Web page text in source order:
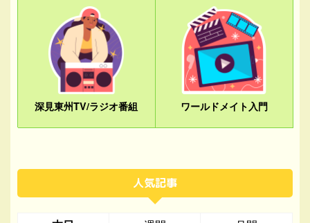
深見東州TV/ラジオ番組 ワールドメイト入門
人気記事